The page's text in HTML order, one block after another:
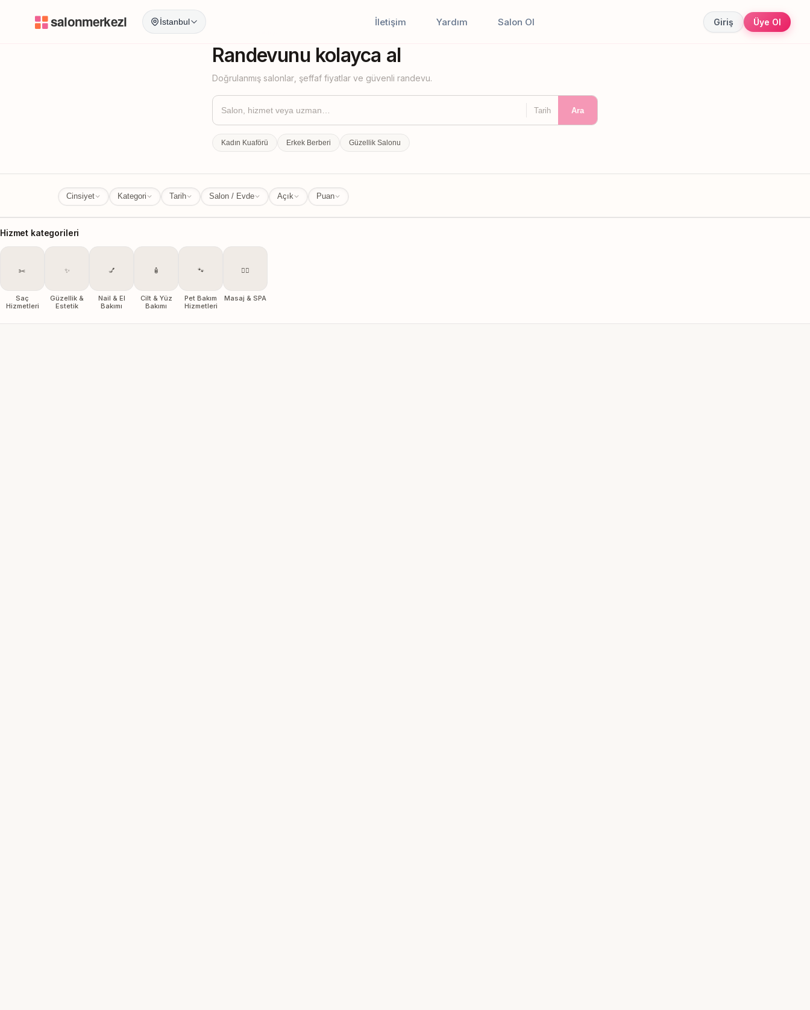
İstanbul İletişim Yardım Salon Ol Giriş Üye Ol
Randevunu kolayca al
Doğrulanmış salonlar, şeffaf fiyatlar ve güvenli randevu.
Tarih Ara
Kadın Kuaförü Erkek Berberi Güzellik Salonu
Cinsiyet Kategori Tarih Salon / Evde Açık Puan
Hizmet kategorileri
✂️
Saç
Hizmetleri
✨
Güzellik &
Estetik
💅
Nail & El
Bakımı
🧴
Cilt & Yüz
Bakımı
🐾
Pet Bakım
Hizmetleri
💆‍♀️
Masaj & SPA